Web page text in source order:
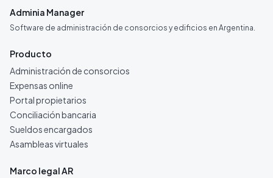
Adminia Manager
Software de administración de consorcios y edificios en Argentina.
Producto
Administración de consorcios
Expensas online
Portal propietarios
Conciliación bancaria
Sueldos encargados
Asambleas virtuales
Marco legal AR